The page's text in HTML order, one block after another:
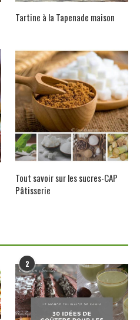
Tartine à la Tapenade maison
Tout savoir sur les sucres-CAP
Pâtisserie
2